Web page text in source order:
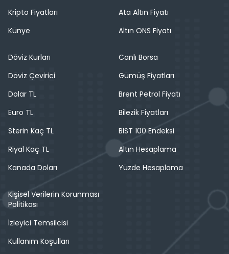
Kripto Fiyatları
Künye
Ata Altın Fiyatı
Altın ONS Fiyatı
Döviz Kurları
Döviz Çevirici
Dolar TL
Euro TL
Sterin Kaç TL
Riyal Kaç TL
Kanada Doları
Canlı Borsa
Gümüş Fiyatları
Brent Petrol Fiyatı
Bilezik Fiyatları
BIST 100 Endeksi
Altın Hesaplama
Yüzde Hesaplama
Kişisel Verilerin Korunması
Politikası
İzleyici Temsilcisi
Kullanım Koşulları